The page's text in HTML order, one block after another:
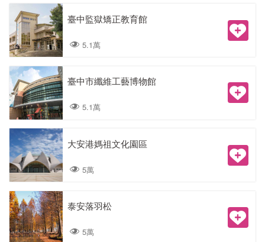
臺中監獄矯正教育館
5.1萬
臺中市纖維工藝博物館
5.1萬
大安港媽祖文化園區
5萬
泰安落羽松
5萬